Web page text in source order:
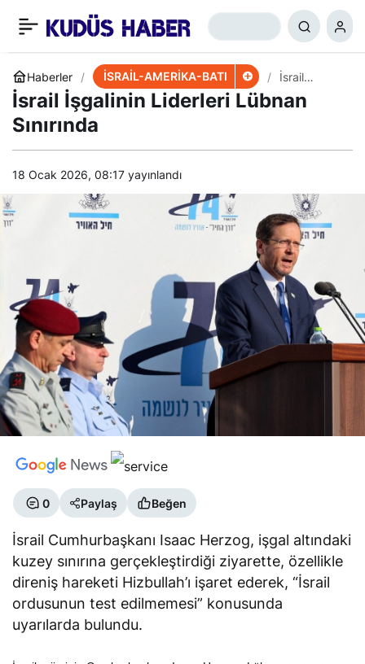
Haberler İSRAİL-AMERİKA-BATI
İsrail
Liderleri
İsrail İşgalinin Liderleri Lübnan
Sınırında
18 Ocak 2026, 08:17 yayınlandı
0 Paylaş Beğen
İsrail Cumhurbaşkanı Isaac Herzog, işgal altındaki
kuzey sınırına gerçekleştirdiği ziyarette, özellikle
direniş hareketi Hizbullah’ı işaret ederek, “İsrail
ordusunun test edilmemesi” konusunda
uyarılarda bulundu.
ABD’den Hürmüz
Boğazı’nda Yeni Hamle
+ 0 Paylaş